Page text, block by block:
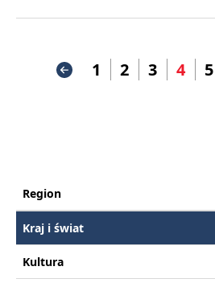
1 2 3 4 5
Region
Kraj i świat
Kultura